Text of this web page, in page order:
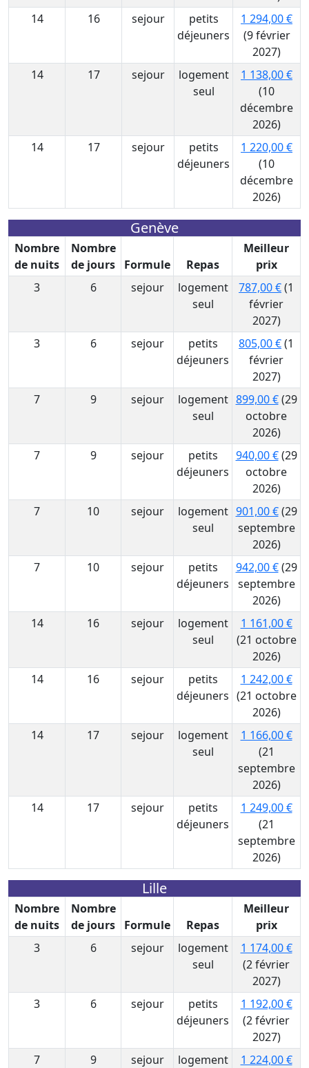
14
16 sejour
petits
déjeuners
1 294,00 €
(9 février
2027)
14
17 sejour
logement
seul
1 138,00 €
(10
décembre
2026)
14
17 sejour
petits
déjeuners
1 220,00 €
(10
décembre
2026)
Genève
Nombre
de nuits
Nombre
de jours
Formule Repas
Meilleur
prix
3
6 sejour
logement
seul
787,00 €(1
février
2027)
3
6 sejour
petits
déjeuners
805,00 €(1
février
2027)
7
9 sejour
logement
seul
899,00 €(29
octobre
2026)
7
9 sejour
petits
déjeuners
940,00 €(29
octobre
2026)
7
10 sejour
logement
seul
901,00 €(29
septembre
2026)
7
10 sejour
petits
déjeuners
942,00 €(29
septembre
2026)
14
16 sejour
logement
seul
1 161,00 €
(21 octobre
2026)
14
16 sejour
petits
déjeuners
1 242,00 €
(21 octobre
2026)
14
17 sejour
logement
seul
1 166,00 €
(21
septembre
2026)
14
17 sejour
petits
déjeuners
1 249,00 €
(21
septembre
2026)
Lille
Nombre
de nuits
Nombre
de jours
Formule Repas
Meilleur
prix
3
6 sejour
logement
seul
1 174,00 €
(2 février
2027)
3
6 sejour
petits
déjeuners
1 192,00 €
(2 février
2027)
7
9 sejour
logement
1 224,00 €